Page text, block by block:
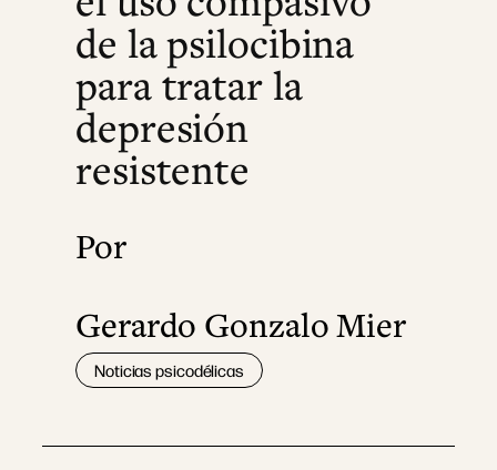
de la psilocibina
para tratar la
depresión
resistente
Por
Gerardo Gonzalo Mier
Noticias psicodélicas